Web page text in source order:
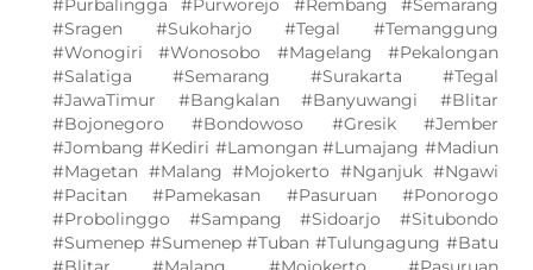
#Purbalingga #Purworejo #Rembang #Semarang
#Sragen #Sukoharjo #Tegal #Temanggung
#Wonogiri #Wonosobo #Magelang #Pekalongan
#Salatiga #Semarang #Surakarta #Tegal
#JawaTimur #Bangkalan #Banyuwangi #Blitar
#Bojonegoro #Bondowoso #Gresik #Jember
#Jombang #Kediri #Lamongan #Lumajang #Madiun
#Magetan #Malang #Mojokerto #Nganjuk #Ngawi
#Pacitan #Pamekasan #Pasuruan #Ponorogo
#Probolinggo #Sampang #Sidoarjo #Situbondo
#Sumenep #Sumenep #Tuban #Tulungagung #Batu